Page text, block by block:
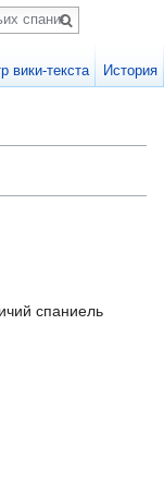
спаниель
вики-текста История